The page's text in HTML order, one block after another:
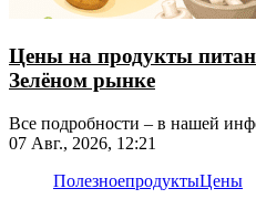
Цены на продукты
Зелёном рынке
Все подробности – в нашей
07 Авг., 2026, 12:21
ПолезноепродуктыЦены